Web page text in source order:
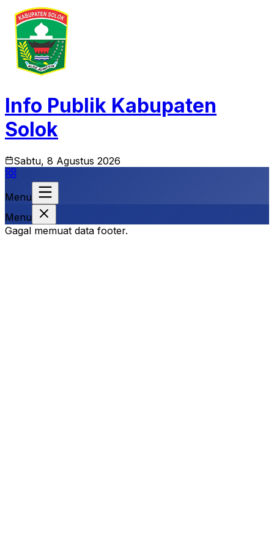
Info Publik Kabupaten
Solok
Sabtu, 8 Agustus 2026
Menu
Menu
Gagal memuat data footer.